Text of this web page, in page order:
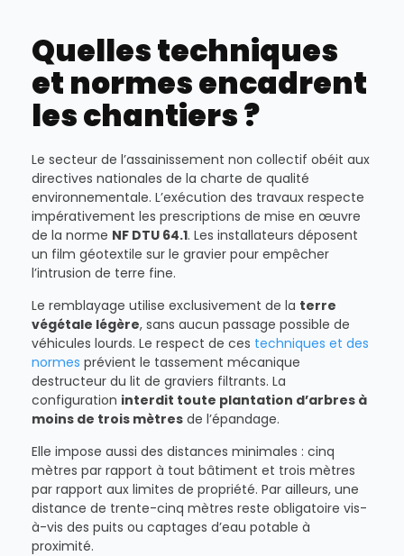
Quelles techniques
et normes encadrent
les chantiers ?
Le secteur de l’assainissement non collectif obéit aux
directives nationales de la charte de qualité
environnementale. L’exécution des travaux respecte
impérativement les prescriptions de mise en œuvre
de la norme NF DTU 64.1. Les installateurs déposent
un film géotextile sur le gravier pour empêcher
l’intrusion de terre fine.
Le remblayage utilise exclusivement de la terre
végétale légère, sans aucun passage possible de
véhicules lourds. Le respect de ces techniques et des
normes prévient le tassement mécanique
destructeur du lit de graviers filtrants. La
configuration interdit toute plantation d’arbres à
moins de trois mètres de l’épandage.
Elle impose aussi des distances minimales : cinq
mètres par rapport à tout bâtiment et trois mètres
par rapport aux limites de propriété. Par ailleurs, une
distance de trente-cinq mètres reste obligatoire vis-
à-vis des puits ou captages d’eau potable à
proximité.